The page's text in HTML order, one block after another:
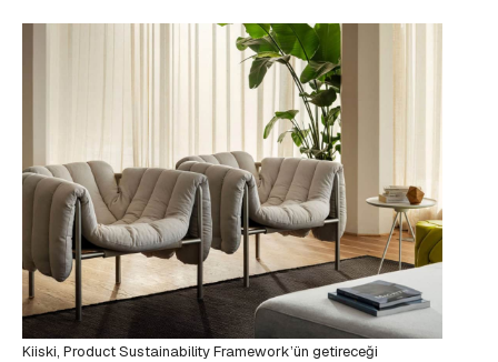
Kiiski, Product Sustainability Framework’ün getireceği